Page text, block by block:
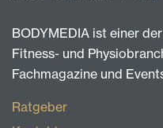
BODYMEDIA ist einer
Fitness- und
Fachmagazine und
Ratgeber